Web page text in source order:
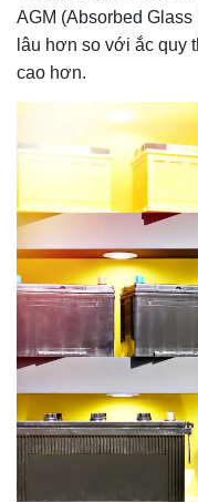
AGM (Absorbed
lâu hơn so với ắc quy
cao hơn.